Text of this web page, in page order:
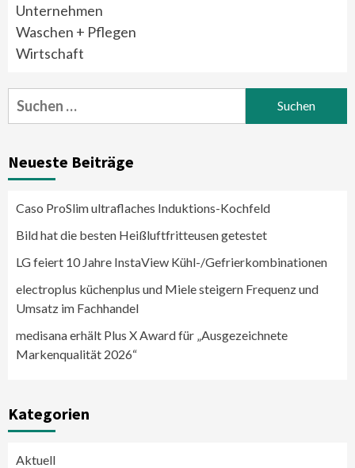
Unternehmen
Waschen + Pflegen
Wirtschaft
Suchen
nach:
Neueste Beiträge
Caso ProSlim ultraflaches Induktions-Kochfeld
Bild hat die besten Heißluftfritteusen getestet
LG feiert 10 Jahre InstaView Kühl-/Gefrierkombinationen
electroplus küchenplus und Miele steigern Frequenz und
Umsatz im Fachhandel
medisana erhält Plus X Award für „Ausgezeichnete
Markenqualität 2026“
Kategorien
Aktuell